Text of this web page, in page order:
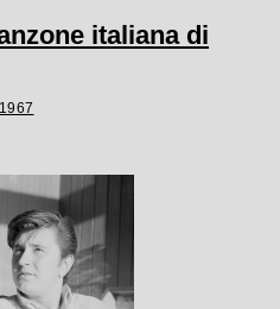
italiana di